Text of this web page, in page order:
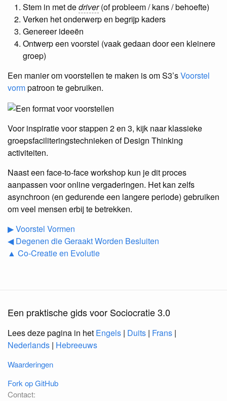
Stem in met dedriver(of probleem / kans / behoefte)
Verken het onderwerp en begrijp kaders
Genereer ideeën
Ontwerp een voorstel (vaak gedaan door een kleinere
groep)
Een manier om voorstellen te maken is om S3’sVoorstel
vormpatroon te gebruiken.
Voor inspiratie voor stappen 2 en 3, kijk naar klassieke
groepsfaciliteringstechnieken of Design Thinking
activiteiten.
Naast een face-to-face workshop kun je dit proces
aanpassen voor online vergaderingen. Het kan zelfs
asynchroon (en gedurende een langere periode) gebruiken
om veel mensen erbij te betrekken.
▶ Voorstel Vormen
◀ Degenen die Geraakt Worden Besluiten
▲ Co-Creatie en Evolutie
Een praktische gids voor Sociocratie 3.0
Lees deze pagina in het Engels | Duits | Frans |
Nederlands | Hebreeuws
Waarderingen
Fork op GitHub
Contact: